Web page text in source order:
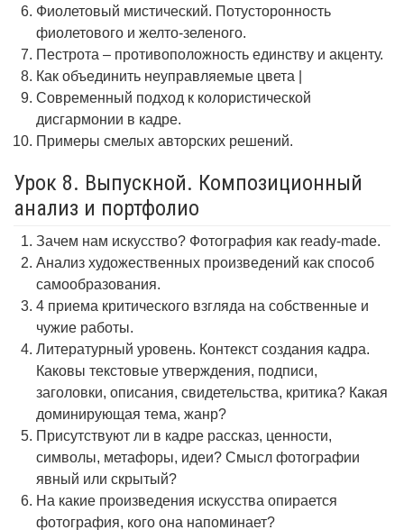
Фиолетовый мистический. Потусторонность
фиолетового и желто-зеленого.
Пестрота – противоположность единству и акценту.
Как объединить неуправляемые цвета |
Современный подход к колористической
дисгармонии в кадре.
Примеры смелых авторских решений.
Урок 8. Выпускной. Композиционный
анализ и портфолио
Зачем нам искусство? Фотография как ready-made.
Анализ художественных произведений как способ
самообразования.
4 приема критического взгляда на собственные и
чужие работы.
Литературный уровень. Контекст создания кадра.
Каковы текстовые утверждения, подписи,
заголовки, описания, свидетельства, критика? Какая
доминирующая тема, жанр?
Присутствуют ли в кадре рассказ, ценности,
символы, метафоры, идеи? Смысл фотографии
явный или скрытый?
На какие произведения искусства опирается
фотография, кого она напоминает?